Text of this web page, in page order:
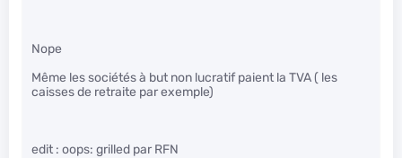
Nope
Même les sociétés à but non lucratif paient la TVA ( les
caisses de retraite par exemple)
edit : oops: grilled par RFN